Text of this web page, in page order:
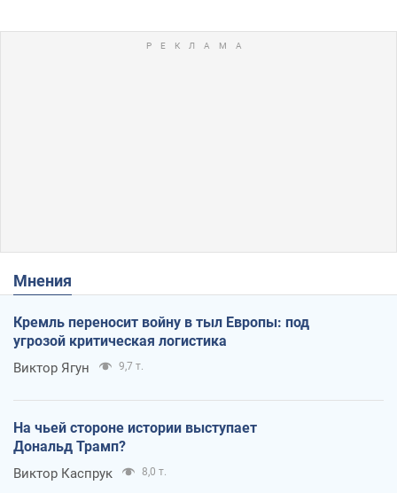
Мнения
Кремль переносит войну в тыл Европы: под
угрозой критическая логистика
Виктор Ягун 9,7 т.
На чьей стороне истории выступает
Дональд Трамп?
Виктор Каспрук 8,0 т.